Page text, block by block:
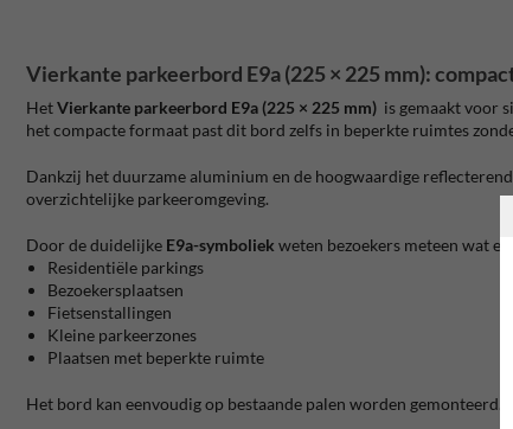
Vierkante parkeerbord E9a (225 × 225 mm):
HetVierkante parkeerbord E9a (225 × 225 mm) is gemaakt voor
het compacte formaat past dit bord zelfs in beperkte ruimtes
Dankzij het duurzame aluminium en de hoogwaardige
overzichtelijke parkeeromgeving.
Door de duidelijke E9a-symboliek weten bezoekers meteen wat
Residentiële parkings
Bezoekersplaatsen
Fietsenstallingen
Kleine parkeerzones
Plaatsen met beperkte ruimte
Het bord kan eenvoudig op bestaande palen worden